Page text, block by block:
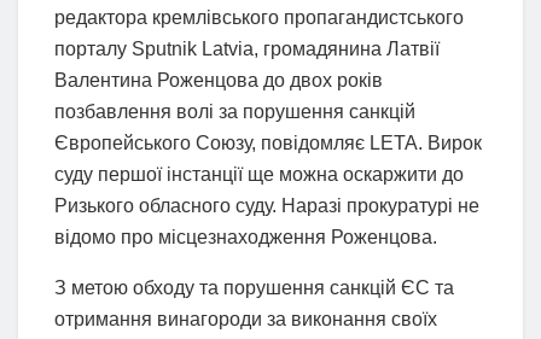
редактора кремлівського пропагандистського
порталу Sputnik Latvia, громадянина Латвії
Валентина Роженцова до двох років
позбавлення волі за порушення санкцій
Європейського Союзу, повідомляє LETA. Вирок
суду першої інстанції ще можна оскаржити до
Ризького обласного суду. Наразі прокуратурі не
відомо про місцезнаходження Роженцова.
З метою обходу та порушення санкцій ЄС та
отримання винагороди за виконання своїх